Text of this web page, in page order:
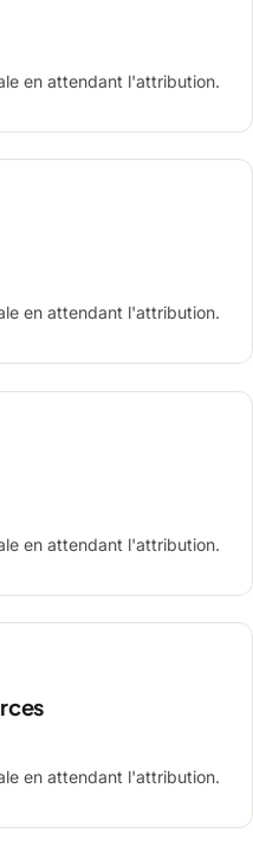
en attendant l'attribution.
en attendant l'attribution.
en attendant l'attribution.
en attendant l'attribution.